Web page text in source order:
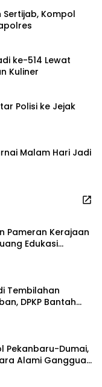
Sertijab, Kompol
ke-514 Lewat
Kuliner
Polisi ke Jejak
Malam Hari Jadi
Pameran Kerajaan
Edukasi
Tembilahan
DPKP Bantah
Pekanbaru-Dumai,
Alami Gangguan